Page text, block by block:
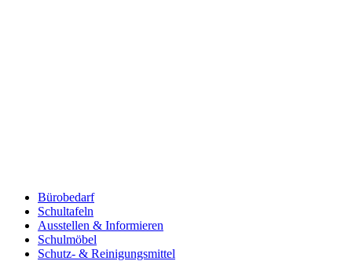
Bürobedarf
Schultafeln
Ausstellen & Informieren
Schulmöbel
Schutz- & Reinigungsmittel